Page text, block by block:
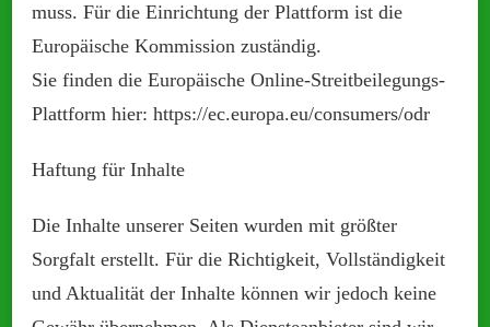
muss. Für die Einrichtung der Plattform ist die
Europäische Kommission zuständig.
Sie finden die Europäische Online-Streitbeilegungs-
Plattform hier: https://ec.europa.eu/consumers/odr
Haftung für Inhalte
Die Inhalte unserer Seiten wurden mit größter
Sorgfalt erstellt. Für die Richtigkeit, Vollständigkeit
und Aktualität der Inhalte können wir jedoch keine